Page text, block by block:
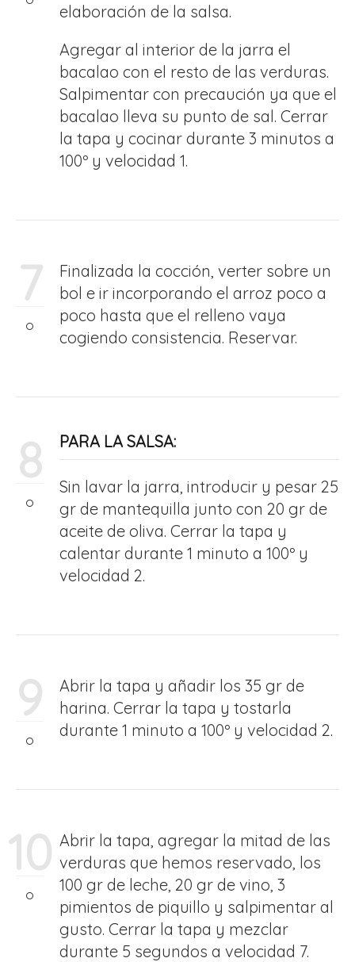
elaboración de la salsa.
Agregar al interior de la jarra el
bacalao con el resto de las verduras.
Salpimentar con precaución ya que el
bacalao lleva su punto de sal. Cerrar
la tapa y cocinar durante 3 minutos a
100º y velocidad 1.
7
Finalizada la cocción, verter sobre un
bol e ir incorporando el arroz poco a
poco hasta que el relleno vaya
cogiendo consistencia. Reservar.
8 PARA LA SALSA:
Sin lavar la jarra, introducir y pesar 25
gr de mantequilla junto con 20 gr de
aceite de oliva. Cerrar la tapa y
calentar durante 1 minuto a 100º y
velocidad 2.
9
Abrir la tapa y añadir los 35 gr de
harina. Cerrar la tapa y tostarla
durante 1 minuto a 100º y velocidad 2.
10 Abrir la tapa, agregar la mitad de las
verduras que hemos reservado, los
100 gr de leche, 20 gr de vino, 3
pimientos de piquillo y salpimentar al
gusto. Cerrar la tapa y mezclar
durante 5 segundos a velocidad 7.